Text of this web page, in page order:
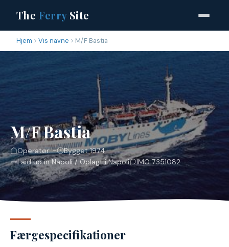
The FerrySite
Hjem Vis navne M/F Bastia
M/F Bastia
Operatør: -
Bygget 1974
Laid up in Napoli / Oplagt i Napoli
IMO 7351082
Færgespecifikationer